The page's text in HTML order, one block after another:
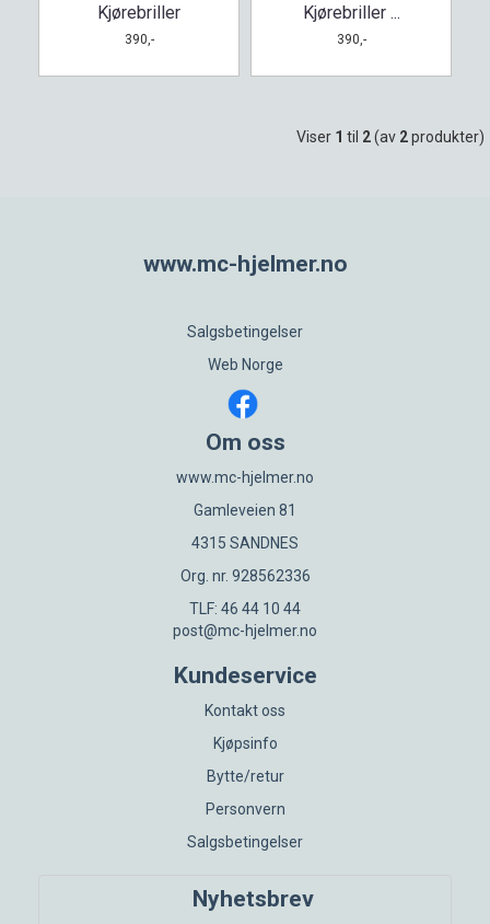
Kjørebriller
390,-
Kjørebriller ...
390,-
Viser 1 til 2(av 2produkter)
www.mc-hjelmer.no
Salgsbetingelser
Web Norge
Om oss
www.mc-hjelmer.no
Gamleveien 81
4315 SANDNES
Org. nr. 928562336
TLF: 46 44 10 44
post@mc-hjelmer.no
Kundeservice
Kontakt oss
Kjøpsinfo
Bytte/retur
Personvern
Salgsbetingelser
Nyhetsbrev